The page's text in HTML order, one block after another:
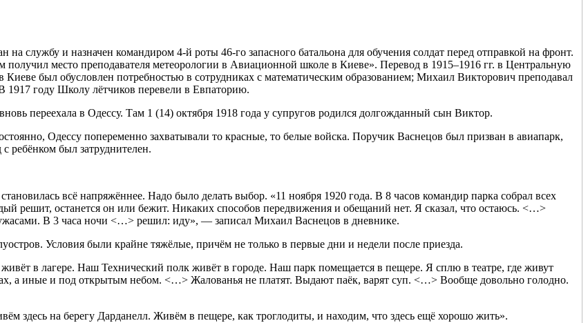
службу и назначен командиром 4-й роты 46-го запасного батальона для обучения солдат перед отправкой на фронт.
место преподавателя метеорологии в Авиационной школе в Киеве». Перевод в 1915–1916 гг. в Центральную
был обусловлен потребностью в сотрудниках с математическим образованием; Михаил Викторович преподавал
году Школу лётчиков перевели в Евпаторию.
переехала в Одессу. Там 1 (14) октября 1918 года у супругов родился долгожданный сын Виктор.
Одессу попеременно захватывали то красные, то белые войска. Поручик Васнецов был призван в авиапарк,
ребёнком был затруднителен.
всё напряжённее. Надо было делать выбор. «11 ноября 1920 года. В 8 часов командир парка собрал всех
решит, останется он или бежит. Никаких способов передвижения и обещаний нет. Я сказал, что остаюсь. <…>
В 3 часа ночи <…> решил: иду», — записал Михаил Васнецов в дневнике.
Условия были крайне тяжёлые, причём не только в первые дни и недели после приезда.
в лагере. Наш Технический полк живёт в городе. Наш парк помещается в пещере. Я сплю в театре, где живут
а иные и под открытым небом. <…> Жалованья не платят. Выдают паёк, варят суп. <…> Вообще довольно голодно.
здесь на берегу Дарданелл. Живём в пещере, как троглодиты, и находим, что здесь ещё хорошо жить».